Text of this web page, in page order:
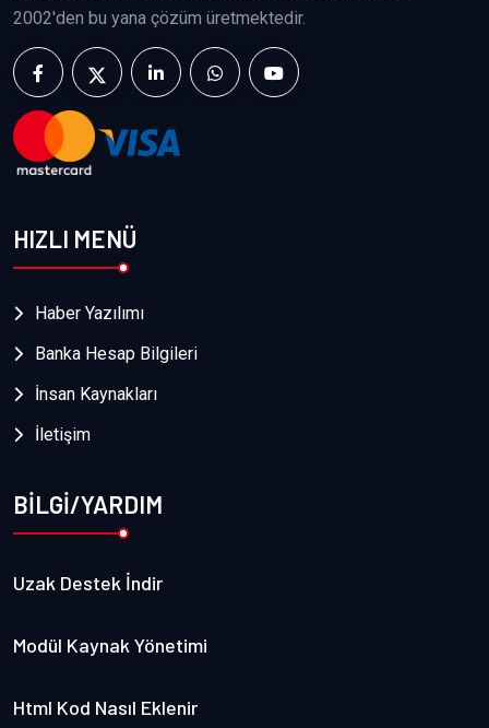
2002'den bu yana çözüm üretmektedir.
HIZLI MENÜ
Haber Yazılımı
Banka Hesap Bilgileri
İnsan Kaynakları
İletişim
BİLGİ/YARDIM
Uzak Destek İndir
Modül Kaynak Yönetimi
Html Kod Nasıl Eklenir